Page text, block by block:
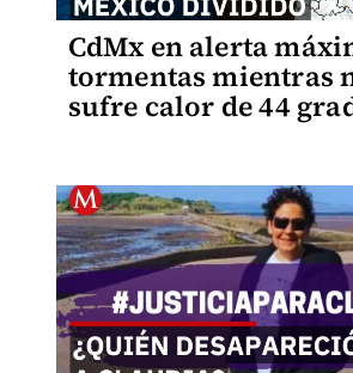
CdMx en alerta
tormentas mientras
sufre calor de 44